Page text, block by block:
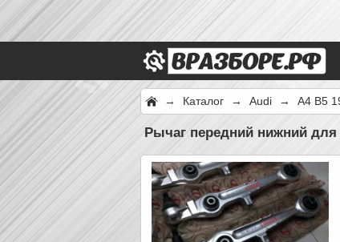
→ Каталог → Audi → A4 B5
Рычаг передний нижний для